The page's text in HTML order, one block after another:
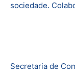
sociedade.
Secretaria de